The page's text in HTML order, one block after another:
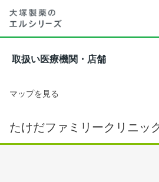
取扱い医療機関・店舗
マップを見る
たけだファミリークリニッ